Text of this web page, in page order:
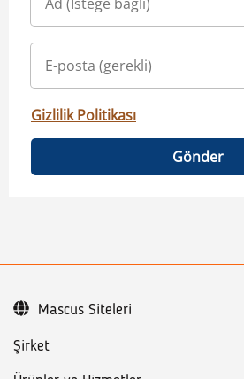
Gizlilik Politikası
Gönder
Şirket
Mascus Siteleri